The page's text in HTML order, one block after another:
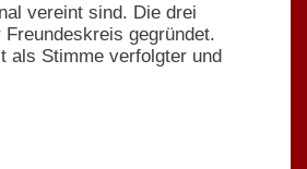
vereint sind. Die drei
gegründet.
als Stimme verfolgter und